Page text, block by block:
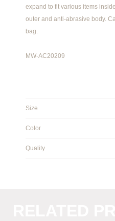
expand to fit various items
outer and anti-abrasive body.
bag.
MW-AC20209
Size
Color
Quality